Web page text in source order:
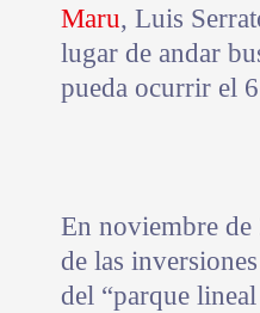
Maru, Luis
lugar de andar
pueda ocurrir el
En noviembre
de las
del “parque